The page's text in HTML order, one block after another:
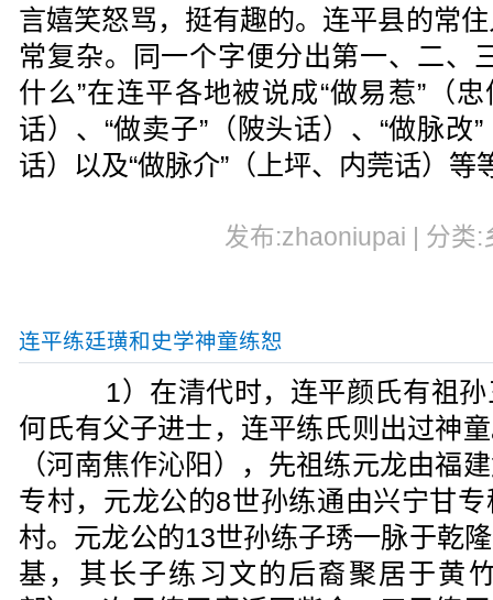
言嬉笑怒骂，挺有趣的。连平县的常
常复杂。同一个字便分出第一、二、
什么”在连平各地被说成“做易惹”（
话）、“做卖子”（陂头话）、“做脉改
话）以及“做脉介”（上坪、内莞话）等
发布:zhaoniupai | 分类
连平练廷璜和史学神童练恕
1）在清代时，连平颜氏有祖孙
何氏有父子进士，连平练氏则出过神
（河南焦作沁阳），先祖练元龙由福
专村，元龙公的8世孙练通由兴宁甘
村。元龙公的13世孙练子琇一脉于乾
基，其长子练习文的后裔聚居于黄